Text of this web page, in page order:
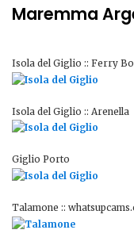
Maremma
Isola del Giglio :: Ferry
Isola del Giglio :: Arenella
Giglio Porto
Talamone ::